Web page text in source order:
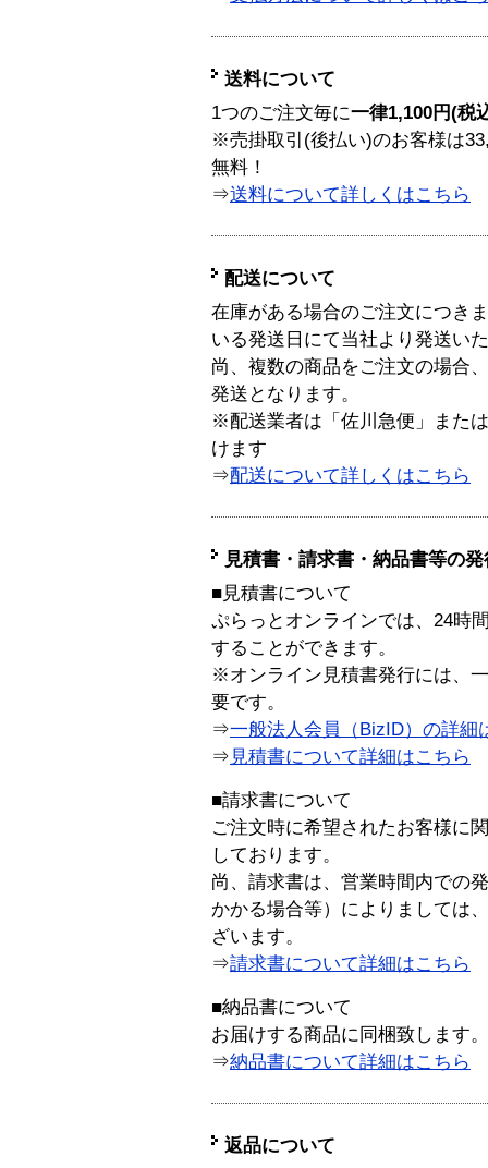
送料について
1つのご注文毎に一律1,100円(税
※売掛取引(後払い)のお客様は
無料！
⇒送料について詳しくはこちら
配送について
在庫がある場合のご注文につき
いる発送日にて当社より発送い
尚、複数の商品をご注文の場合
発送となります。
※配送業者は「佐川急便」また
けます
⇒配送について詳しくはこちら
見積書・請求書・納品書等の
■見積書について
ぷらっとオンラインでは、24時
することができます。
※オンライン見積書発行には、
要です。
⇒一般法人会員（BizID）の詳細
⇒ 見積書について詳細はこちら
■請求書について
ご注文時に希望されたお客様に
しております。
尚、請求書は、営業時間内での
かかる場合等）によりましては
ざいます。
⇒請求書について詳細はこちら
■納品書について
お届けする商品に同梱致します。
⇒納品書について詳細はこちら
返品について